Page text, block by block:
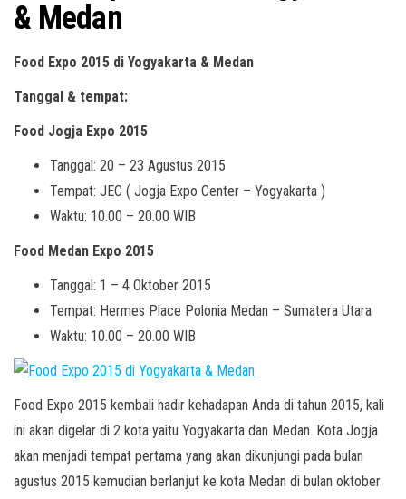
& Medan
Food Expo 2015 di Yogyakarta & Medan
Tanggal & tempat:
Food Jogja Expo 2015
Tanggal: 20 – 23 Agustus 2015
Tempat: JEC ( Jogja Expo Center – Yogyakarta )
Waktu: 10.00 – 20.00 WIB
Food Medan Expo 2015
Tanggal: 1 – 4 Oktober 2015
Tempat: Hermes Place Polonia Medan – Sumatera Utara
Waktu: 10.00 – 20.00 WIB
Food Expo 2015 kembali hadir kehadapan Anda di tahun 2015, kali
ini akan digelar di 2 kota yaitu Yogyakarta dan Medan. Kota Jogja
akan menjadi tempat pertama yang akan dikunjungi pada bulan
agustus 2015 kemudian berlanjut ke kota Medan di bulan oktober